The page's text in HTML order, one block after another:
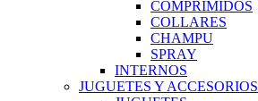
COMPRIMIDOS
COLLARES
CHAMPU
SPRAY
INTERNOS
JUGUETES Y ACCESORIOS